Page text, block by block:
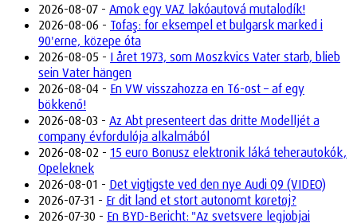
2026-08-07 - Amok egy VAZ lakóautová mutalodík!
2026-08-06 - Tofaş: for eksempel et bulgarsk marked i
90'erne, közepe óta
2026-08-05 - I året 1973, som Moszkvics Vater starb, blieb
sein Vater hängen
2026-08-04 - En VW visszahozza en T6-ost – af egy
bökkenő!
2026-08-03 - Az Abt presenteert das dritte Modelljét a
company évfordulója alkalmából
2026-08-02 - 15 euro Bonusz elektronik láká teherautokók,
Opeleknek
2026-08-01 - Det vigtigste ved den nye Audi Q9 (VIDEO)
2026-07-31 - Er dit land et stort autonomt køretøj?
2026-07-30 - En BYD-Bericht: "Az svetsvere legjobjai